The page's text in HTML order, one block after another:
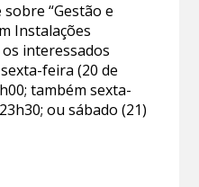
“Gestão e
Instalações
interessados
feira (20 de
também sexta-
ou sábado (21)